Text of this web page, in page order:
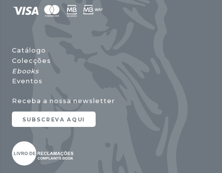
Catálogo
Colecções
Ebooks
Eventos
Receba a nossa newsletter
SUBSCREVA AQUI